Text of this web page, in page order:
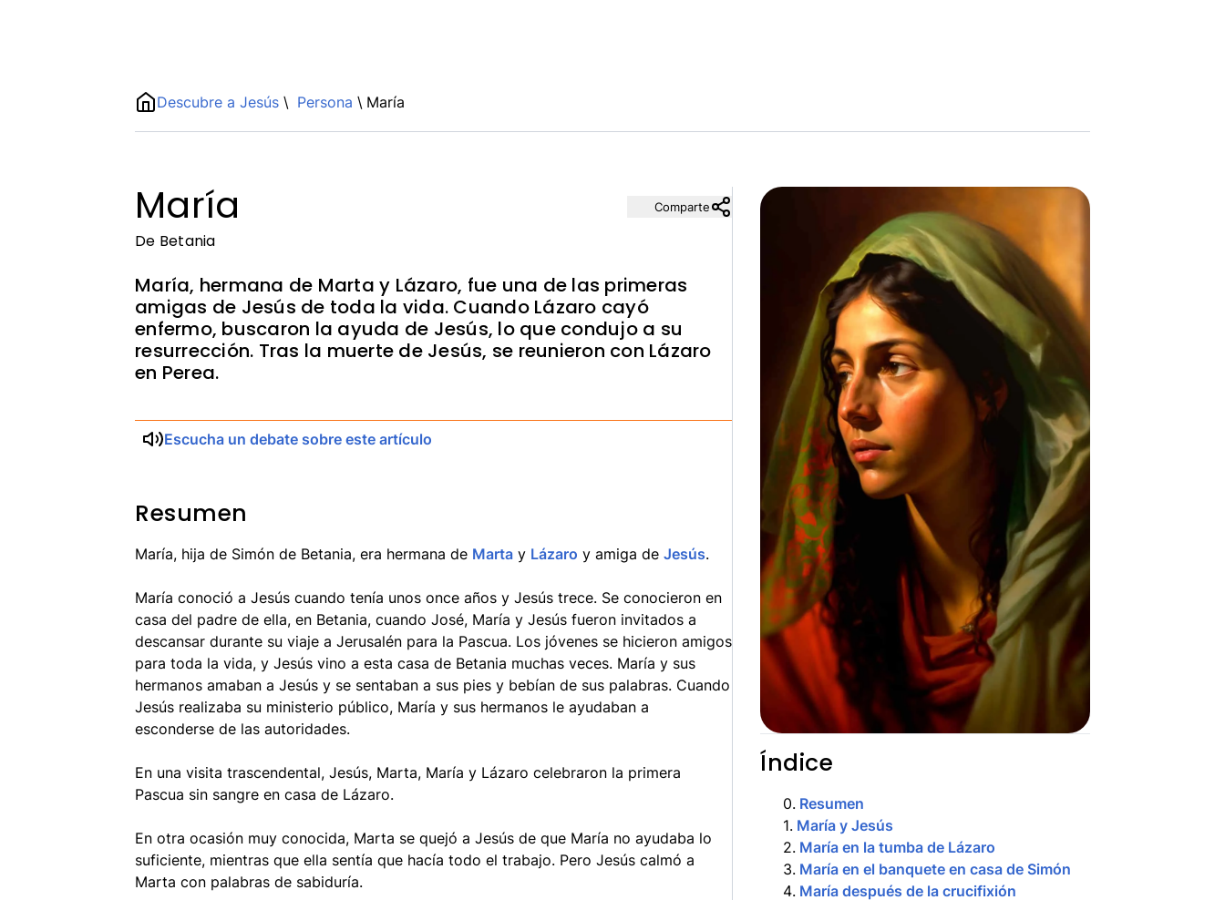
Descubre a Jesús \ Persona \ María
María
De Betania
María, hermana de Marta y Lázaro, fue una de las primeras
amigas de Jesús de toda la vida. Cuando Lázaro cayó
enfermo, buscaron la ayuda de Jesús, lo que condujo a su
resurrección. Tras la muerte de Jesús, se reunieron con Lázaro
en Perea.
Comparte
Escucha un debate sobre este artículo
Resumen
María, hija de Simón de Betania, era hermana de Marta y Lázaro y amiga de Jesús.
María conoció a Jesús cuando tenía unos once años y Jesús trece. Se conocieron en
casa del padre de ella, en Betania, cuando José, María y Jesús fueron invitados a
descansar durante su viaje a Jerusalén para la Pascua. Los jóvenes se hicieron amigos
para toda la vida, y Jesús vino a esta casa de Betania muchas veces. María y sus
hermanos amaban a Jesús y se sentaban a sus pies y bebían de sus palabras. Cuando
Jesús realizaba su ministerio público, María y sus hermanos le ayudaban a
esconderse de las autoridades.
En una visita trascendental, Jesús, Marta, María y Lázaro celebraron la primera
Pascua sin sangre en casa de Lázaro.
En otra ocasión muy conocida, Marta se quejó a Jesús de que María no ayudaba lo
suficiente, mientras que ella sentía que hacía todo el trabajo. Pero Jesús calmó a
Marta con palabras de sabiduría.
ShortDescription
Índice
0. Resumen
1. María y Jesús
2. María en la tumba de Lázaro
3. María en el banquete en casa de Simón
4. María después de la crucifixión